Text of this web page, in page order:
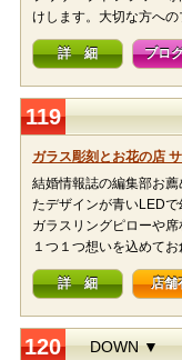
けします。大切な方へ
詳 細 ブロ
119
ガラス彫刻とお花の店
結婚情報誌の編集部お
たデザインが青いLEDで
ガラスリングピローや
１つ１つ想いを込めてお
詳 細 店舗
120 DOWN ▼